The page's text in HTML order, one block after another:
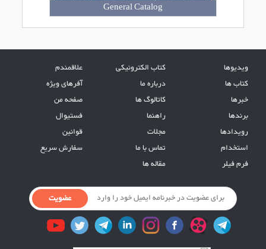
General Catalog
ویدیوها کتاب الکترونیکی
علاقمندم
کتاب ها
درباره ما
آفرهای ویژه
خبرها
کاتالوگ ها
صفحه من
برندها
راهنما
فستیوال
رویدادها
مجلات
قوانین
استخدام
تماس با ما
سفارش سریع
فرم فیلر
مقاله ها